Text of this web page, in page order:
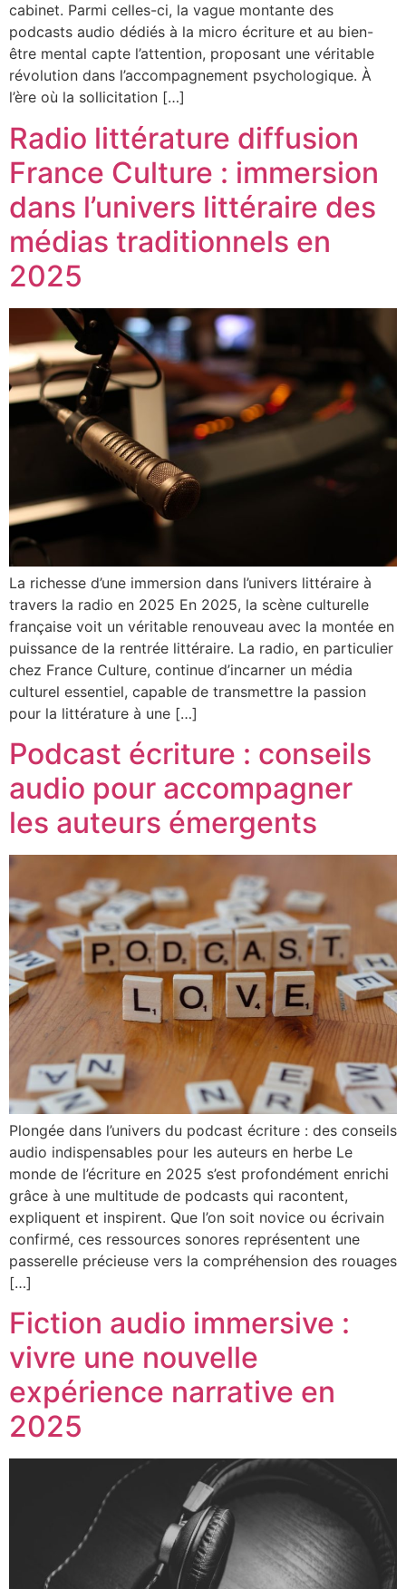
cabinet. Parmi celles-ci, la vague montante des
podcasts audio dédiés à la micro écriture et au bien-
être mental capte l’attention, proposant une véritable
révolution dans l’accompagnement psychologique. À
l’ère où la sollicitation […]
Radio littérature diffusion
France Culture : immersion
dans l’univers littéraire des
médias traditionnels en
2025
La richesse d’une immersion dans l’univers littéraire à
travers la radio en 2025 En 2025, la scène culturelle
française voit un véritable renouveau avec la montée en
puissance de la rentrée littéraire. La radio, en particulier
chez France Culture, continue d’incarner un média
culturel essentiel, capable de transmettre la passion
pour la littérature à une […]
Podcast écriture : conseils
audio pour accompagner
les auteurs émergents
Plongée dans l’univers du podcast écriture : des conseils
audio indispensables pour les auteurs en herbe Le
monde de l’écriture en 2025 s’est profondément enrichi
grâce à une multitude de podcasts qui racontent,
expliquent et inspirent. Que l’on soit novice ou écrivain
confirmé, ces ressources sonores représentent une
passerelle précieuse vers la compréhension des rouages
[…]
Fiction audio immersive :
vivre une nouvelle
expérience narrative en
2025